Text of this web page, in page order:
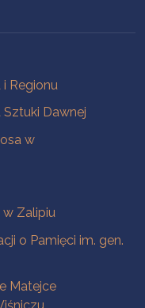
Regionu
Dawnej
w
w Zalipiu
o Pamięci im. gen.
Matejce